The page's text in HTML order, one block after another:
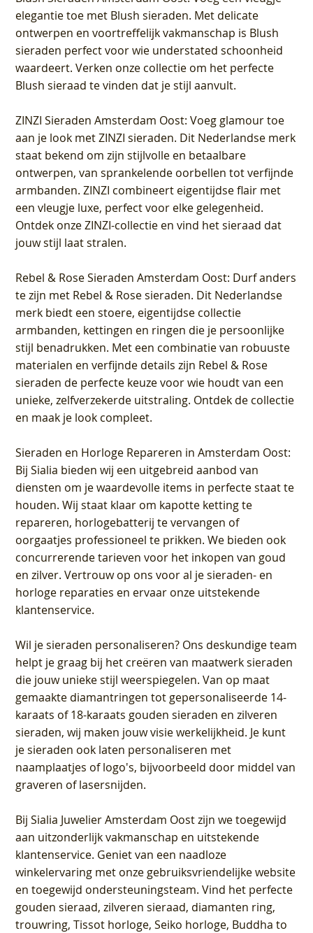
elegantie toe met Blush sieraden. Met delicate
ontwerpen en voortreffelijk vakmanschap is Blush
sieraden perfect voor wie understated schoonheid
waardeert. Verken onze collectie om het perfecte
Blush sieraad te vinden dat je stijl aanvult.
ZINZI Sieraden Amsterdam Oost: Voeg glamour toe
aan je look met ZINZI sieraden. Dit Nederlandse merk
staat bekend om zijn stijlvolle en betaalbare
ontwerpen, van sprankelende oorbellen tot verfijnde
armbanden. ZINZI combineert eigentijdse flair met
een vleugje luxe, perfect voor elke gelegenheid.
Ontdek onze ZINZI-collectie en vind het sieraad dat
jouw stijl laat stralen.
Rebel & Rose Sieraden Amsterdam Oost: Durf anders
te zijn met Rebel & Rose sieraden. Dit Nederlandse
merk biedt een stoere, eigentijdse collectie
armbanden, kettingen en ringen die je persoonlijke
stijl benadrukken. Met een combinatie van robuuste
materialen en verfijnde details zijn Rebel & Rose
sieraden de perfecte keuze voor wie houdt van een
unieke, zelfverzekerde uitstraling. Ontdek de collectie
en maak je look compleet.
Sieraden en Horloge Repareren in Amsterdam Oost:
Bij Sialia bieden wij een uitgebreid aanbod van
diensten om je waardevolle items in perfecte staat te
houden. Wij staat klaar om kapotte ketting te
repareren, horlogebatterij te vervangen of
oorgaatjes professioneel te prikken. We bieden ook
concurrerende tarieven voor het inkopen van goud
en zilver. Vertrouw op ons voor al je sieraden- en
horloge reparaties en ervaar onze uitstekende
klantenservice.
Wil je sieraden personaliseren? Ons deskundige team
helpt je graag bij het creëren van maatwerk sieraden
die jouw unieke stijl weerspiegelen. Van op maat
gemaakte diamantringen tot gepersonaliseerde 14-
karaats of 18-karaats gouden sieraden en zilveren
sieraden, wij maken jouw visie werkelijkheid. Je kunt
je sieraden ook laten personaliseren met
naamplaatjes of logo's, bijvoorbeeld door middel van
graveren of lasersnijden.
BijSialia Juwelier Amsterdam Oostzijn we toegewijd
aan uitzonderlijk vakmanschap en uitstekende
klantenservice. Geniet van een naadloze
winkelervaring met onze gebruiksvriendelijke website
en toegewijd ondersteuningsteam. Vind het perfecte
gouden sieraad, zilveren sieraad, diamanten ring,
trouwring, Tissot horloge, Seiko horloge, Buddha to